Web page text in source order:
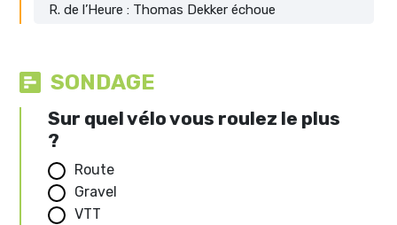
R. de l’Heure : Thomas Dekker échoue
SONDAGE
Sur quel vélo vous roulez le plus
?
Route
Gravel
VTT